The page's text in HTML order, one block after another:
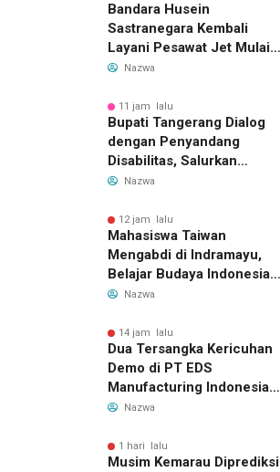
Bandara Husein
Sastranegara Kembali
Layani Pesawat Jet Mulai
14 Agustus 2026, Garuda
Bandung-Denpasar
Nazwa
11 jam lalu
Bupati Tangerang Dialog
dengan Penyandang
Disabilitas, Salurkan
Bantuan dan Tampung
Nazwa
12 jam lalu
Mahasiswa Taiwan
Mengabdi di Indramayu,
Belajar Budaya Indonesia
dan Edukasi Pekerja
Nazwa
14 jam lalu
Dua Tersangka Kericuhan
Demo di PT EDS
Manufacturing Indonesia
Ditahan, Polda Banten
Pengelolaan Limbah
Nazwa
1 hari lalu
Musim Kemarau Diprediksi